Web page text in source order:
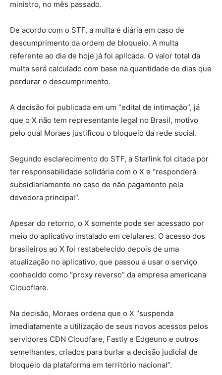
ministro, no mês passado.
De acordo com o STF, a multa é diária em caso de
descumprimento da ordem de bloqueio. A multa
referente ao dia de hoje já foi aplicada. O valor total da
multa será calculado com base na quantidade de dias que
perdurar o descumprimento.
A decisão foi publicada em um “edital de intimação”, já
que o X não tem representante legal no Brasil, motivo
pelo qual Moraes justificou o bloqueio da rede social.
Segundo esclarecimento do STF, a Starlink foi citada por
ter responsabilidade solidária com o X e “responderá
subsidiariamente no caso de não pagamento pela
devedora principal”.
Apesar do retorno, o X somente pode ser acessado por
meio do aplicativo instalado em celulares. O acesso dos
brasileiros ao X foi restabelecido depois de uma
atualização no aplicativo, que passou a usar o serviço
conhecido como “proxy reverso” da empresa americana
Cloudflare.
Na decisão, Moraes ordena que o X “suspenda
imediatamente a utilização de seus novos acessos pelos
servidores CDN Cloudfare, Fastly e Edgeuno e outros
semelhantes, criados para burlar a decisão judicial de
bloqueio da plataforma em território nacional”.